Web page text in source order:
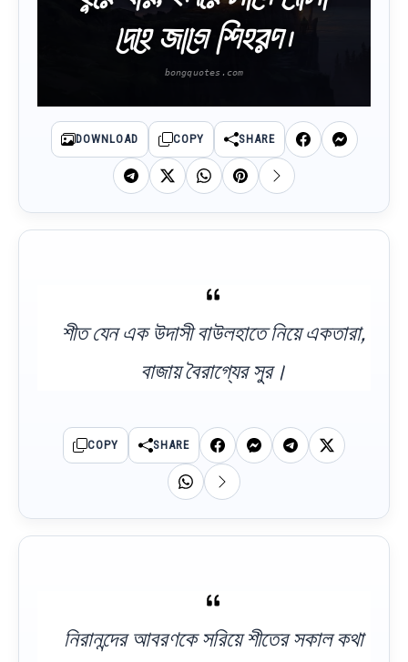
দেহে জাগে শিহরণ।
DOWNLOAD COPY SHARE
শীত যেন এক উদাসী বাউলহাতে নিয়ে একতারা,
বাজায় বৈরাগ্যের সুর।
COPY SHARE
নিরানন্দের আবরণকে সরিয়ে শীতের সকাল কথা